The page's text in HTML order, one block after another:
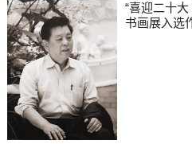
“喜迎二十
书画展入选